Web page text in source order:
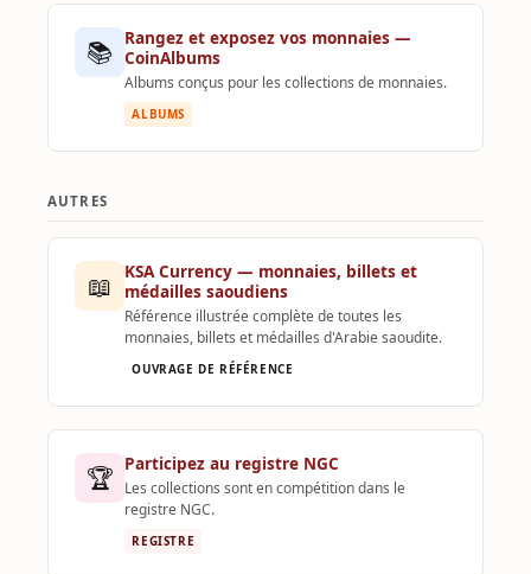
📚 Rangez et exposez vos monnaies —
CoinAlbums
Albums conçus pour les collections de monnaies.
ALBUMS
AUTRES
📖
KSA Currency — monnaies, billets et
médailles saoudiens
Référence illustrée complète de toutes les
monnaies, billets et médailles d'Arabie saoudite.
OUVRAGE DE RÉFÉRENCE
🏆 Participez au registre NGC
Les collections sont en compétition dans le
registre NGC.
REGISTRE